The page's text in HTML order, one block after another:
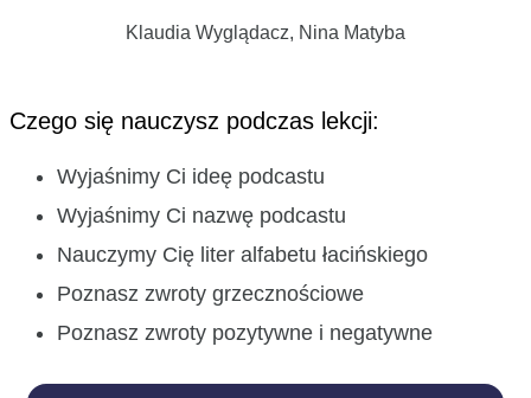
Klaudia Wyglądacz, Nina Matyba
Czego się nauczysz podczas lekcji:
Wyjaśnimy Ci ideę podcastu
Wyjaśnimy Ci nazwę podcastu
Nauczymy Cię liter alfabetu łacińskiego
Poznasz zwroty grzecznościowe
Poznasz zwroty pozytywne i negatywne